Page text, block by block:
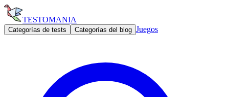
TESTOMANIA
Categorías de tests Categorías del blog Juegos